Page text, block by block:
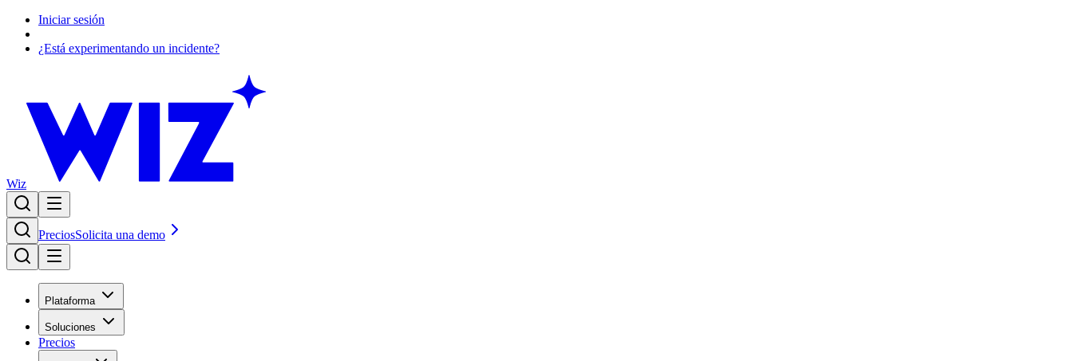
Iniciar sesión
¿Está experimentando un incidente?
Wiz
PreciosSolicita una demo
Plataforma
Soluciones
Precios